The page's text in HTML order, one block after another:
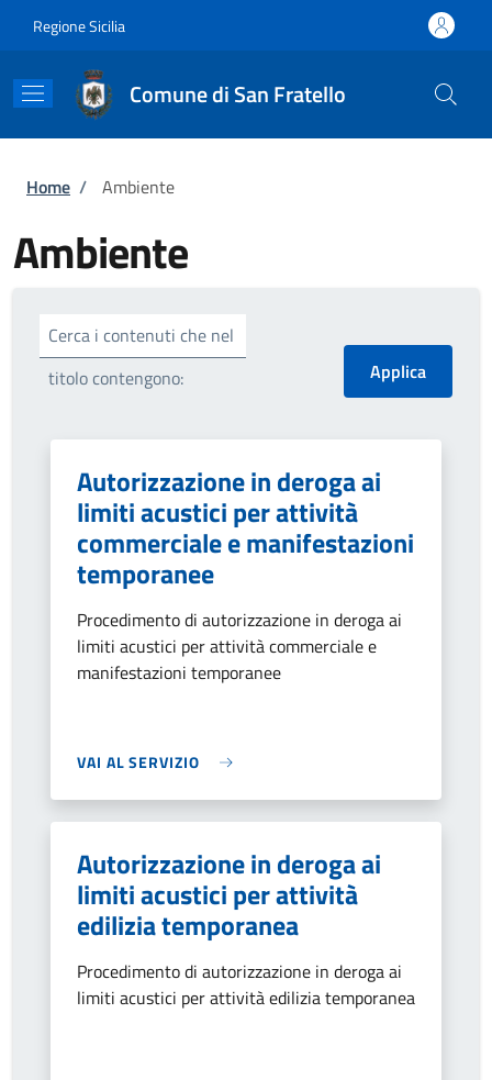
Regione Sicilia
Comune di San Fratello
Briciole di pane
Home / Ambiente
Ambiente
Cerca i contenuti che nel
titolo contengono:
Autorizzazione in deroga ai
limiti acustici per attività
commerciale e manifestazioni
temporanee
Procedimento di autorizzazione in deroga ai
limiti acustici per attività commerciale e
manifestazioni temporanee
VAI AL SERVIZIO
Autorizzazione in deroga ai
limiti acustici per attività
edilizia temporanea
Procedimento di autorizzazione in deroga ai
limiti acustici per attività edilizia temporanea